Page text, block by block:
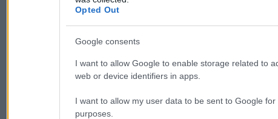
Opted Out
Google consents
I want to allow Google to enable storage related to
web or device identifiers in apps.
I want to allow my user data to be sent to Google
purposes.
számának növekedése miatt a vállalatnak
megnövekedett szállítási idővel, sokszor